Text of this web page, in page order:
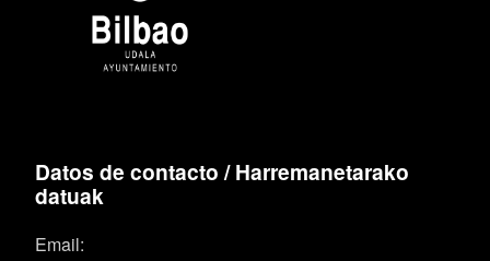
Datos de contacto / Harremanetarako
datuak
Email: